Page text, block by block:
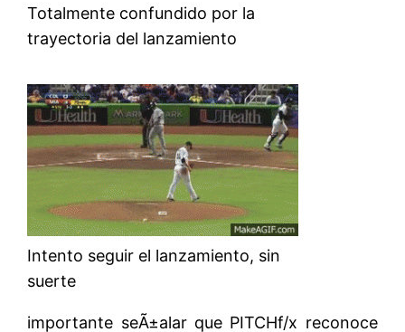
Totalmente confundido por la
trayectoria del lanzamiento
Intento seguir el lanzamiento, sin
suerte
importante seÃ±alar que PITCHf/x reconoce